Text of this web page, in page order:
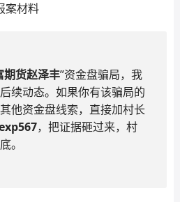
案材料
期货赵泽丰”资金盘骗局，我
续动态。如果你有该骗局的
他资金盘线索，直接加村长
，把证据砸过来，村
。